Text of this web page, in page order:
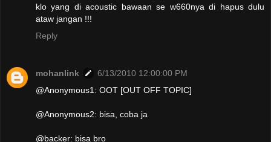
klo yang di acoustic bawaan se w660nya di hapus dulu
ataw jangan !!!
Reply
mohanlink
6/13/2010 12:00:00 PM
@Anonymous1: OOT [OUT OFF TOPIC]
@Anonymous2: bisa, coba ja
@backer: bisa bro